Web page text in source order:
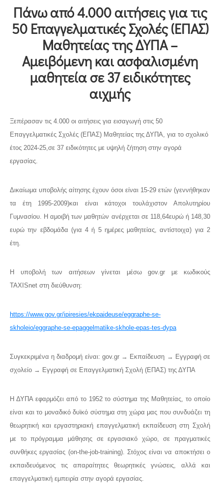
Πάνω από 4.000 αιτήσεις για τις
50 Επαγγελματικές Σχολές (ΕΠΑΣ)
Μαθητείας της ΔΥΠΑ –
Αμειβόμενη και ασφαλισμένη
μαθητεία σε 37 ειδικότητες
αιχμής
Ξεπέρασαν τις 4.000 οι αιτήσεις για εισαγωγή στις 50
Επαγγελματικές Σχολές (ΕΠΑΣ) Μαθητείας της ΔΥΠΑ, για το σχολικό
έτος 2024-25, σε 37 ειδικότητες με υψηλή ζήτηση στην αγορά
εργασίας.
Δικαίωμα υποβολής αίτησης έχουν όσοι είναι 15-29 ετών (γεννήθηκαν
τα έτη 1995-2009)και είναι κάτοχοι τουλάχιστον Απολυτηρίου
Γυμνασίου. Η αμοιβή των μαθητών ανέρχεται σε 118,64ευρώ ή 148,30
ευρώ την εβδομάδα (για 4 ή 5 ημέρες μαθητείας, αντίστοιχα) για 2
έτη.
Η υποβολή των αιτήσεων γίνεται μέσω gov.gr με κωδικούς
TAXISnet στη διεύθυνση:
https://www.gov.gr/ipiresies/ekpaideuse/eggraphe-se-
skholeio/eggraphe-se-epaggelmatike-skhole-epas-tes-dypa
Συγκεκριμένα η διαδρομή είναι: gov.gr → Εκπαίδευση → Εγγραφή σε
σχολείο → Εγγραφή σε Επαγγελματική Σχολή (ΕΠΑΣ) της ΔΥΠΑ
Η ΔΥΠΑ εφαρμόζει από το 1952 το σύστημα της Μαθητείας, το οποίο
είναι και το μοναδικό δυϊκό σύστημα στη χώρα μας που συνδυάζει τη
θεωρητική και εργαστηριακή επαγγελματική εκπαίδευση στη Σχολή
με το πρόγραμμα μάθησης σε εργασιακό χώρο, σε πραγματικές
συνθήκες εργασίας (on-the-job-training). Στόχος είναι να αποκτήσει ο
εκπαιδευόμενος τις απαραίτητες θεωρητικές γνώσεις, αλλά και
επαγγελματική εμπειρία στην αγορά εργασίας.